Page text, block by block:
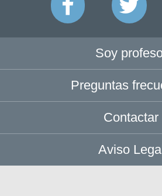
Soy
Preguntas
Contactar
Aviso